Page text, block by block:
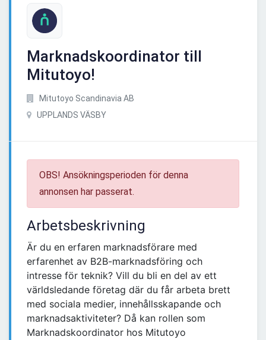
Marknadskoordinator till
Mitutoyo!
Mitutoyo Scandinavia AB
UPPLANDS VÄSBY
OBS! Ansökningsperioden för denna
annonsen har passerat.
Arbetsbeskrivning
Är du en erfaren marknadsförare med
erfarenhet av B2B-marknadsföring och
intresse för teknik? Vill du bli en del av ett
världsledande företag där du får arbeta brett
med sociala medier, innehållsskapande och
marknadsaktiviteter? Då kan rollen som
Marknadskoordinator hos Mitutoyo